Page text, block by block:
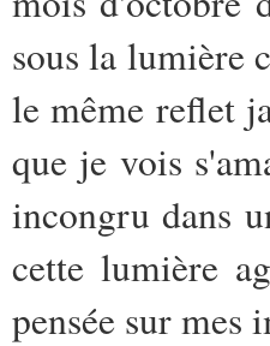
sous la lumière
le même reflet
que je vois
incongru dans
cette lumière
pensée sur mes